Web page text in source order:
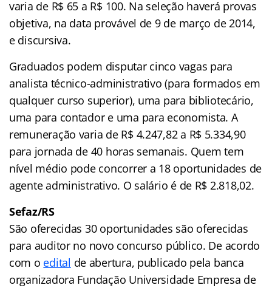
varia de R$ 65 a R$ 100. Na seleção haverá provas
objetiva, na data provável de 9 de março de 2014,
e discursiva.
Graduados podem disputar cinco vagas para
analista técnico-administrativo (para formados em
qualquer curso superior), uma para bibliotecário,
uma para contador e uma para economista. A
remuneração varia de R$ 4.247,82 a R$ 5.334,90
para jornada de 40 horas semanais. Quem tem
nível médio pode concorrer a 18 oportunidades de
agente administrativo. O salário é de R$ 2.818,02.
Sefaz/RS
São oferecidas 30 oportunidades são oferecidas
para auditor no novo concurso público. De acordo
com o edital de abertura, publicado pela banca
organizadora Fundação Universidade Empresa de